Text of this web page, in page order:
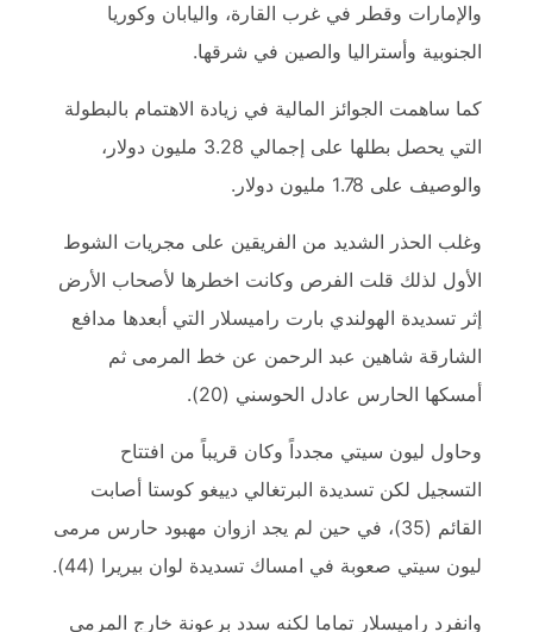
والإمارات وقطر في غرب القارة، واليابان وكوريا
الجنوبية وأستراليا والصين في شرقها.
كما ساهمت الجوائز المالية في زيادة الاهتمام بالبطولة
التي يحصل بطلها على إجمالي 3.28 مليون دولار،
والوصيف على 1.78 مليون دولار.
وغلب الحذر الشديد من الفريقين على مجريات الشوط
الأول لذلك قلت الفرص وكانت اخطرها لأصحاب الأرض
إثر تسديدة الهولندي بارت راميسلار التي أبعدها مدافع
الشارقة شاهين عبد الرحمن عن خط المرمى ثم
أمسكها الحارس عادل الحوسني (20).
وحاول ليون سيتي مجدداً وكان قريباً من افتتاح
التسجيل لكن تسديدة البرتغالي دييغو كوستا أصابت
القائم (35)، في حين لم يجد ازوان مهبود حارس مرمى
ليون سيتي صعوبة في امساك تسديدة لوان بيريرا (44).
وانفرد راميسلار تماما لكنه سدد برعونة خارج المرمى